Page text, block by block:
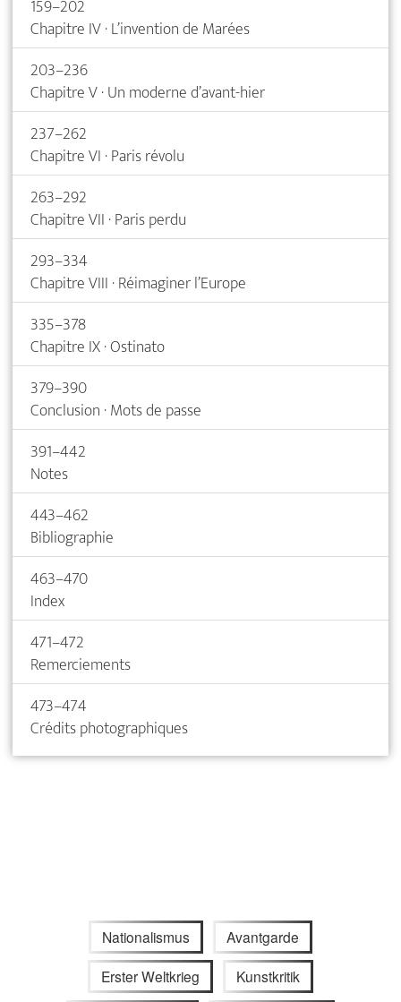
159–202
Chapitre IV · L’invention de Marées
203–236
Chapitre V · Un moderne d’avant-hier
237–262
Chapitre VI · Paris révolu
263–292
Chapitre VII · Paris perdu
293–334
Chapitre VIII · Réimaginer l’Europe
335–378
Chapitre IX · Ostinato
379–390
Conclusion · Mots de passe
391–442
Notes
443–462
Bibliographie
463–470
Index
471–472
Remerciements
473–474
Crédits photographiques
Nationalismus Avantgarde
Erster Weltkrieg Kunstkritik